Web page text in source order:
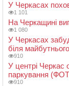
У Черкасах
1 101
На Черкащині
1 080
У Черкасах
біля
910
У центрі
паркування
910